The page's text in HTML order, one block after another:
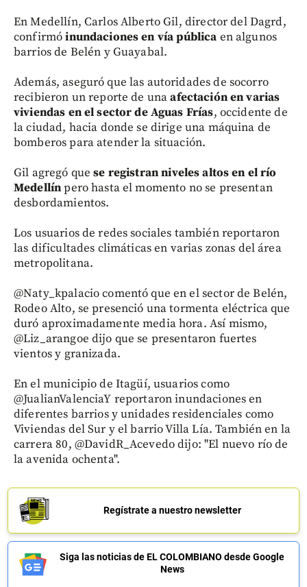
En Medellín, Carlos Alberto Gil, director del Dagrd,
confirmóinundaciones en vía pública en algunos
barrios de Belén y Guayabal.
Además, aseguró que las autoridades de socorro
recibieron un reporte de unaafectación en varias
viviendas en el sector de Aguas Frías, occidente de
la ciudad, hacia donde se dirige una máquina de
bomberos para atender la situación.
Gil agregó quese registran niveles altos en el río
Medellínpero hasta el momento no se presentan
desbordamientos.
Los usuarios de redes sociales también reportaron
las dificultades climáticas en varias zonas del área
metropolitana.
@Naty_kpalacio comentó que en el sector de Belén,
Rodeo Alto, se presenció una tormenta eléctrica que
duró aproximadamente media hora. Así mismo,
@Liz_arangoe dijo que se presentaron fuertes
vientos y granizada.
En el municipio de Itagüí, usuarios como
@JualianValenciaY reportaron inundaciones en
diferentes barrios y unidades residenciales como
Viviendas del Sur y el barrio Villa Lía. También en la
carrera 80, @DavidR_Acevedo dijo: "El nuevo río de
la avenida ochenta".
Regístrate a nuestro newsletter
Siga las noticias de EL COLOMBIANO desde Google
News